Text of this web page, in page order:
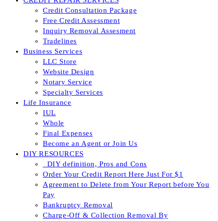
Credit Consultation Package
Free Credit Assessment
Inquiry Removal Assesment
Tradelines
Business Services
LLC Store
Website Design
Notary Service
Specialty Services
Life Insurance
IUL
Whole
Final Expenses
Become an Agent or Join Us
DIY RESOURCES
_DIY definition, Pros and Cons
Order Your Credit Report Here Just For $1
Agreement to Delete from Your Report before You
Pay
Bankruptcy Removal
Charge-Off & Collection Removal By